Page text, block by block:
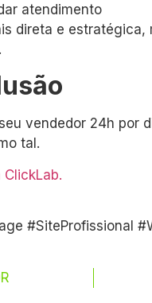
atendimento
direta e estratégica,
vendedor 24h por
tal.
ClickLab.
#SiteProfissional